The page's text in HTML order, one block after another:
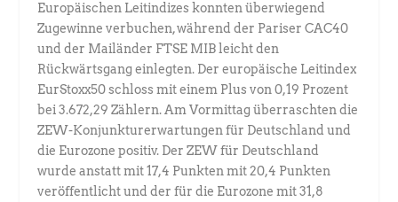
Europäischen Leitindizes konnten überwiegend
Zugewinne verbuchen, während der Pariser CAC40
und der Mailänder FTSE MIB leicht den
Rückwärtsgang einlegten. Der europäische Leitindex
EurStoxx50 schloss mit einem Plus von 0,19 Prozent
bei 3.672,29 Zählern. Am Vormittag überraschten die
ZEW-Konjunkturerwartungen für Deutschland und
die Eurozone positiv. Der ZEW für Deutschland
wurde anstatt mit 17,4 Punkten mit 20,4 Punkten
veröffentlicht und der für die Eurozone mit 31,8